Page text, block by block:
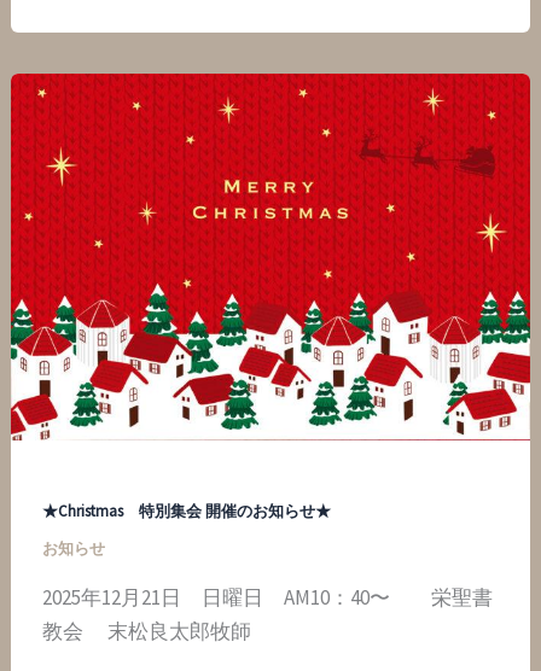
★Christmas 特別集会 開催のお知らせ★
お知らせ
2025年12月21日 日曜日 AM10：40〜 栄聖書
教会 末松良太郎牧師